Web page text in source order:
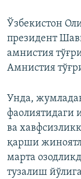
Ўзбекистон
президент
амнистия
Амнистия
Унда,
фаолиятидаги
ва
қарши
марта
тузалиш